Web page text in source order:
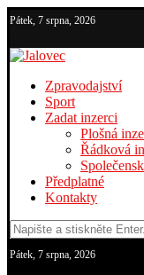
Pátek, 7 srpna, 2026
Zpravodajství
Sport
Zadat inzerci
Plošná
Řádková
Předplatné
Kontakty
Pátek, 7 srpna, 2026